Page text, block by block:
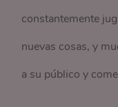
constantemente
nuevas cosas, y
a su público y